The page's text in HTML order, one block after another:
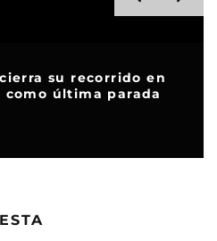
su recorrido en
como última parada